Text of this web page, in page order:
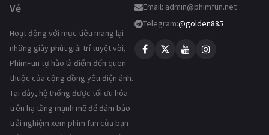
Vẻ
Hoạt động với mục tiêu mang lại
những giây phút giải trí tuyệt vời,
PhimFun tự hào là điểm đến quen
thuộc của cộng đồng yêu điện ảnh.
Tại đây, hệ thống được tối ưu hóa
trên hạ tầng mạnh mẽ để đảm bảo
trải nghiệm xem phim fun của bạn
Email: admin@phimfun.net
Telegram:@golden885